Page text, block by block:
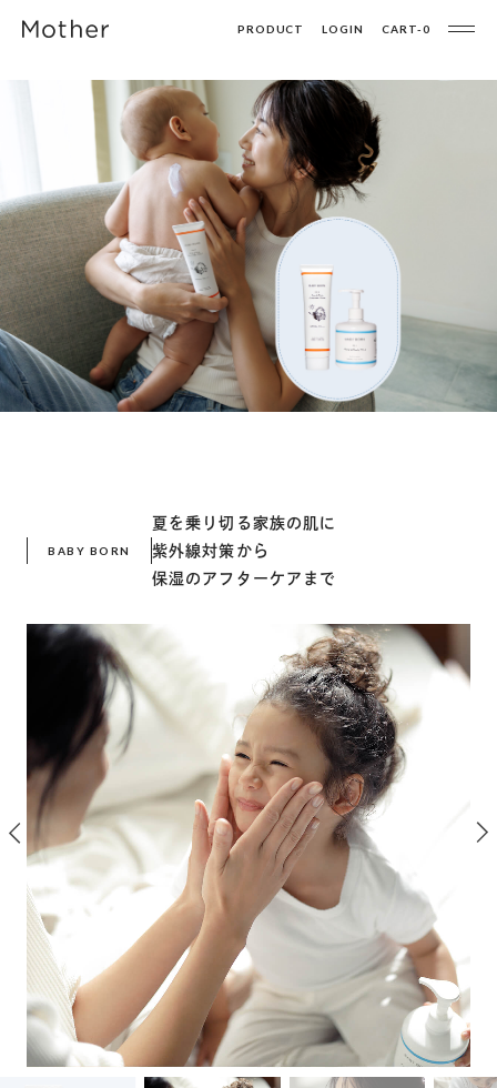
PRODUCT LOGIN CART-0
BABY BORN
夏を乗り切る家族の肌に
紫外線対策から
保湿のアフターケアまで